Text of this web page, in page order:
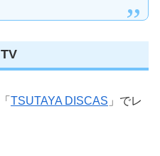
TSUTAYA DISCAS 」でレ